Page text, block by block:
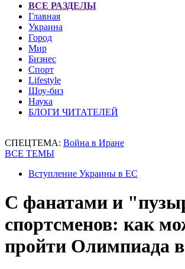
ВСЕ РАЗДЕЛЫ
Главная
Украина
Город
Мир
Бизнес
Спорт
Lifestyle
Шоу-биз
Наука
БЛОГИ ЧИТАТЕЛЕЙ
СПЕЦТЕМА: Война в Иране
ВСЕ ТЕМЫ
Вступление Украины в ЕС
С фанатами и
спортсменов: как
пройти Олимпиада